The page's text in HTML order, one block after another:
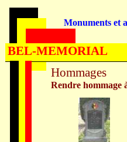
Hommages
Rendre hommage
Monuments et
BEL-MEMORIAL